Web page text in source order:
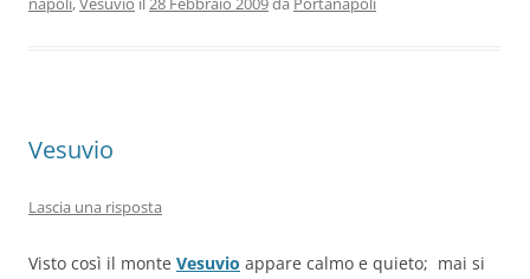
Vesuvio
Lascia una risposta
Visto così il monte Vesuvio appare calmo e quieto; mai si